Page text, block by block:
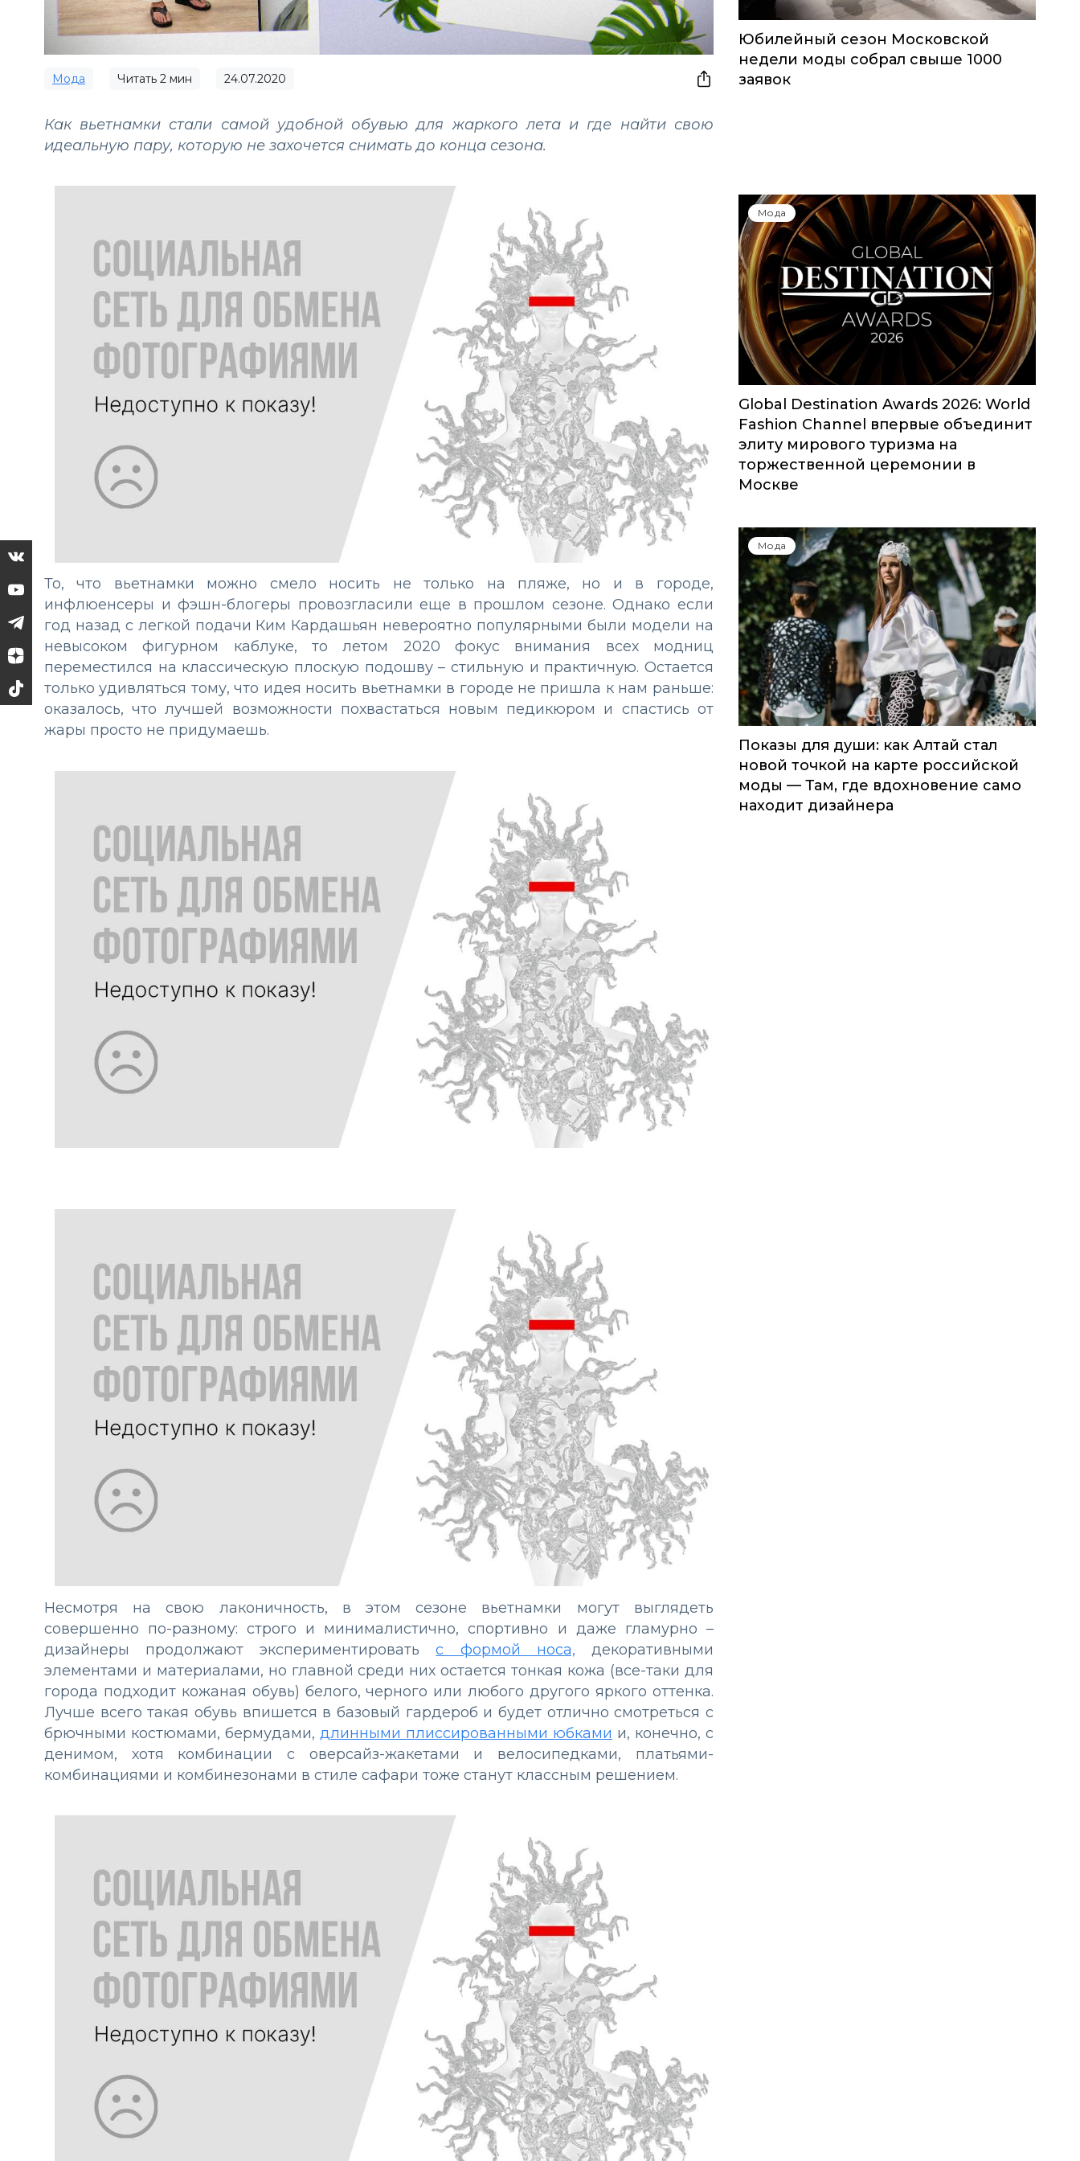
Мода Читать 2 мин 24.07.2020
Как вьетнамки стали самой удобной обувью для жаркого лета и где найти свою
идеальную пару, которую не захочется снимать до конца сезона.
То, что вьетнамки можно смело носить не только на пляже, но и в городе,
инфлюенсеры и фэшн-блогеры провозгласили еще в прошлом сезоне. Однако если
год назад с легкой подачи Ким Кардашьян невероятно популярными были модели на
невысоком фигурном каблуке, то летом 2020 фокус внимания всех модниц
переместился на классическую плоскую подошву – стильную и практичную. Остается
только удивляться тому, что идея носить вьетнамки в городе не пришла к нам раньше:
оказалось, что лучшей возможности похвастаться новым педикюром и спастись от
жары просто не придумаешь.
Несмотря на свою лаконичность, в этом сезоне вьетнамки могут выглядеть
совершенно по-разному: строго и минималистично, спортивно и даже гламурно –
дизайнеры продолжают экспериментироватьс формой носа, декоративными
элементами и материалами, но главной среди них остается тонкая кожа (все-таки для
города подходит кожаная обувь) белого, черного или любого другого яркого оттенка.
Лучше всего такая обувь впишется в базовый гардероб и будет отлично смотреться с
брючными костюмами, бермудами, длинными плиссированными юбками и, конечно, с
денимом, хотя комбинации с оверсайз-жакетами и велосипедками, платьями-
комбинациями и комбинезонами в стиле сафари тоже станут классным решением.
Юбилейный сезон Московской
недели моды собрал свыше 1000
заявок
Мода
Global Destination Awards 2026: World
Fashion Channel впервые объединит
элиту мирового туризма на
торжественной церемонии в
Москве
Мода
Показы для души: как Алтай стал
новой точкой на карте российской
моды — Там, где вдохновение само
находит дизайнера